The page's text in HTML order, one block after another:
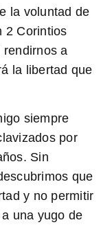
la voluntad de
2 Corintios
rendirnos a
la libertad que
siempre
por
Sin
que
y no permitir
una yugo de